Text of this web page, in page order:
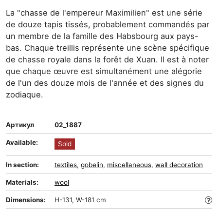
La "chasse de l'empereur Maximilien" est une série
de douze tapis tissés, probablement commandés par
un membre de la famille des Habsbourg aux pays-
bas. Chaque treillis représente une scène spécifique
de chasse royale dans la forêt de Xuan. Il est à noter
que chaque œuvre est simultanément une alégorie
de l'un des douze mois de l'année et des signes du
zodiaque.
Артикул 02_1887
Available: Sold
In section: textiles, gobelin, miscellaneous, wall decoration
Materials: wool
Dimensions: H-131, W-181 cm